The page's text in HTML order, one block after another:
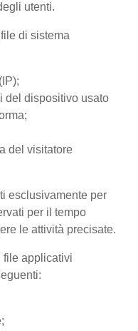
utenti.
di sistema
del dispositivo usato
del visitatore
esclusivamente per
per il tempo
le attività precisate.
file applicativi